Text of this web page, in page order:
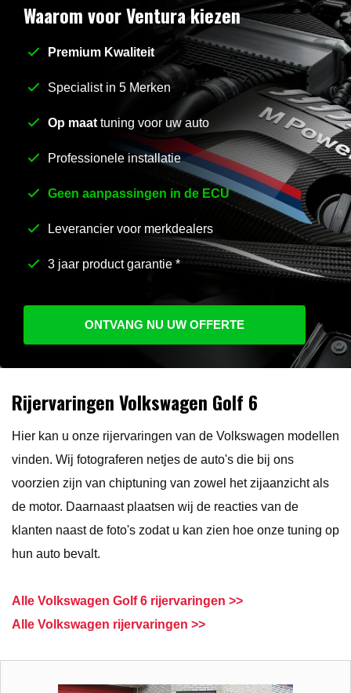
Stel uw vraag*
Rijervaringen Volkswagen Golf 6
Hier kan u onze rijervaringen van de Volkswagen modellen
vinden. Wij fotograferen netjes de auto's die bij ons
voorzien zijn van chiptuning van zowel het zijaanzicht als
de motor. Daarnaast plaatsen wij de reacties van de
klanten naast de foto's zodat u kan zien hoe onze tuning op
hun auto bevalt.
Alle Volkswagen Golf 6 rijervaringen >>
Alle Volkswagen rijervaringen >>
Waarom voor Ventura kiezen
Premium Kwaliteit
Specialist in 5 Merken
Op maat tuning voor uw auto
Professionele installatie
Geen aanpassingen in de ECU
Leverancier voor merkdealers
3 jaar product garantie *
ONTVANG NU UW OFFERTE